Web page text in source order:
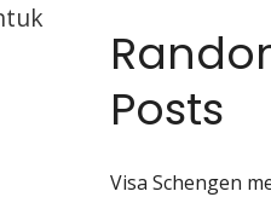
Posts
Visa Schengen